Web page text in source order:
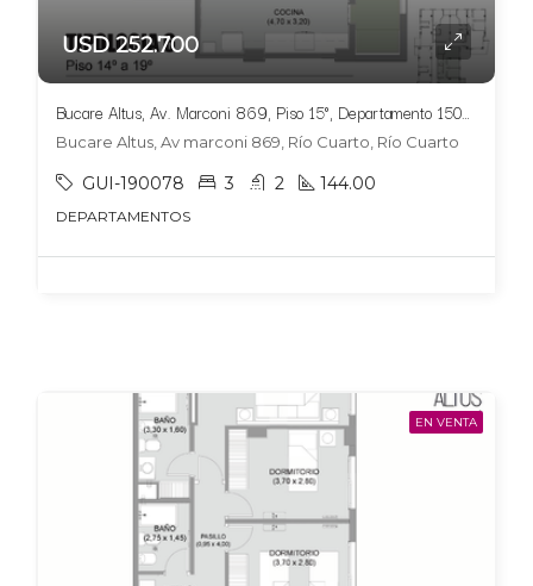
USD 252.700
Bucare Altus, Av. Marconi 869, Piso 15°, Departamento 1504, Tipologia 6
Bucare Altus, Av marconi 869, Río Cuarto, Río Cuarto
GUI-190078 3 2 144.00
DEPARTAMENTOS
EN VENTA